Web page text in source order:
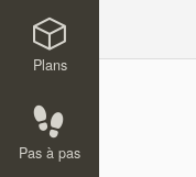
Plans
Pas à pas